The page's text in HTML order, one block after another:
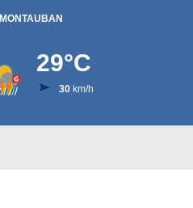
MONTAUBAN
29°C
30km/h